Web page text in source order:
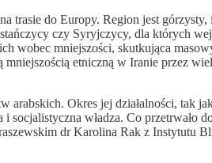
trasie do Europy. Region jest górzysty,
czy Syryjczycy, dla których
wobec mniejszości, skutkująca
etniczną w Iranie przez
arabskich. Okres jej działalności, tak
władza. Co przetrwało
dr Karolina Rak z Instytutu